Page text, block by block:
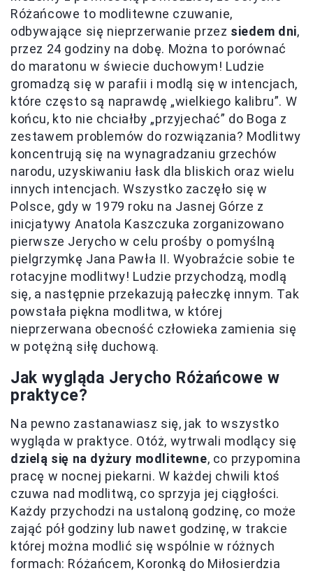
Różańcowe to modlitewne czuwanie,
odbywające się nieprzerwanie przez siedem dni,
przez 24 godziny na dobę. Można to porównać
do maratonu w świecie duchowym! Ludzie
gromadzą się w parafii i modlą się w intencjach,
które często są naprawdę „wielkiego kalibru”. W
końcu, kto nie chciałby „przyjechać” do Boga z
zestawem problemów do rozwiązania? Modlitwy
koncentrują się na wynagradzaniu grzechów
narodu, uzyskiwaniu łask dla bliskich oraz wielu
innych intencjach. Wszystko zaczęło się w
Polsce, gdy w 1979 roku na Jasnej Górze z
inicjatywy Anatola Kaszczuka zorganizowano
pierwsze Jerycho w celu prośby o pomyślną
pielgrzymkę Jana Pawła II. Wyobraźcie sobie te
rotacyjne modlitwy! Ludzie przychodzą, modlą
się, a następnie przekazują pałeczkę innym. Tak
powstała piękna modlitwa, w której
nieprzerwana obecność człowieka zamienia się
w potężną siłę duchową.
Jak wygląda Jerycho Różańcowe w
praktyce?
Na pewno zastanawiasz się, jak to wszystko
wygląda w praktyce. Otóż, wytrwali modlący się
dzielą się na dyżury modlitewne, co przypomina
pracę w nocnej piekarni. W każdej chwili ktoś
czuwa nad modlitwą, co sprzyja jej ciągłości.
Każdy przychodzi na ustaloną godzinę, co może
zająć pół godziny lub nawet godzinę, w trakcie
której można modlić się wspólnie w różnych
formach: Różańcem, Koronką do Miłosierdzia